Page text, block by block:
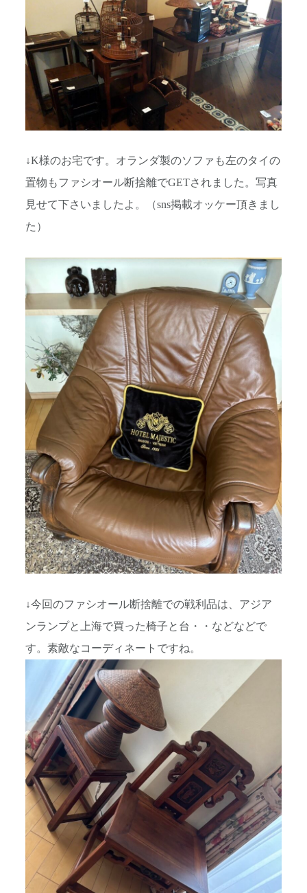
↓K様のお宅です。オランダ製のソファも左のタイの
置物もファシオール断捨離でGETされました。写真
見せて下さいましたよ。（sns掲載オッケー頂きまし
た）
↓今回のファシオール断捨離での戦利品は、アジア
ンランプと上海で買った椅子と台・・などなどで
す。素敵なコーディネートですね。